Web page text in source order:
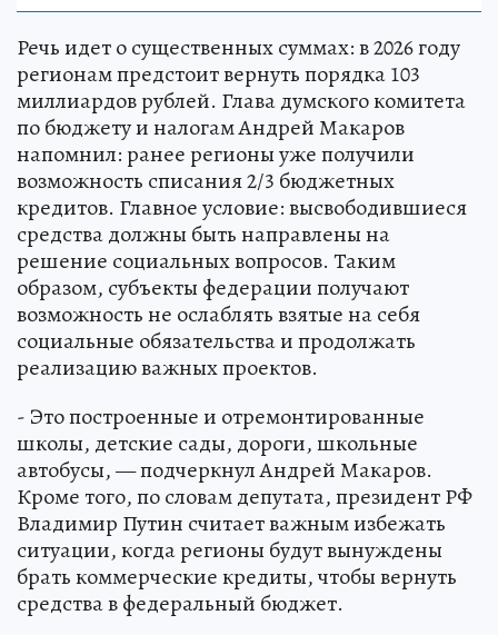
Речь идет о существенных суммах: в 2026 году
регионам предстоит вернуть порядка 103
миллиардов рублей. Глава думского комитета
по бюджету и налогам Андрей Макаров
напомнил: ранее регионы уже получили
возможность списания 2/3 бюджетных
кредитов. Главное условие: высвободившиеся
средства должны быть направлены на
решение социальных вопросов. Таким
образом, субъекты федерации получают
возможность не ослаблять взятые на себя
социальные обязательства и продолжать
реализацию важных проектов.
- Это построенные и отремонтированные
школы, детские сады, дороги, школьные
автобусы, — подчеркнул Андрей Макаров.
Кроме того, по словам депутата, президент РФ
Владимир Путин считает важным избежать
ситуации, когда регионы будут вынуждены
брать коммерческие кредиты, чтобы вернуть
средства в федеральный бюджет.